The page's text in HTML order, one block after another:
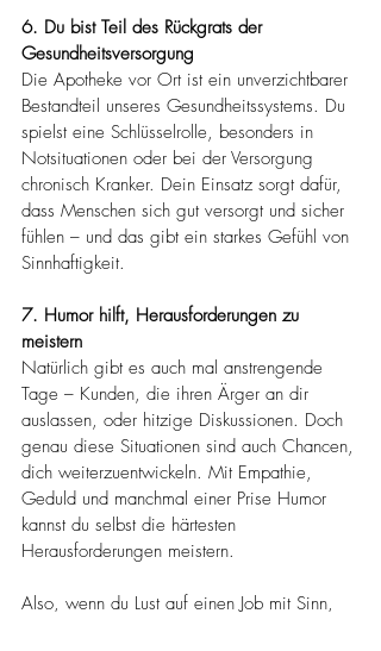
6. Du bist Teil des Rückgrats der
Gesundheitsversorgung
Die Apotheke vor Ort ist ein unverzichtbarer
Bestandteil unseres Gesundheitssystems. Du
spielst eine Schlüsselrolle, besonders in
Notsituationen oder bei der Versorgung
chronisch Kranker. Dein Einsatz sorgt dafür,
dass Menschen sich gut versorgt und sicher
fühlen – und das gibt ein starkes Gefühl von
Sinnhaftigkeit​.
7. Humor hilft, Herausforderungen zu
meistern
Natürlich gibt es auch mal anstrengende
Tage – Kunden, die ihren Ärger an dir
auslassen, oder hitzige Diskussionen. Doch
genau diese Situationen sind auch Chancen,
dich weiterzuentwickeln. Mit Empathie,
Geduld und manchmal einer Prise Humor
kannst du selbst die härtesten
Herausforderungen meistern​.
Also, wenn du Lust auf einen Job mit Sinn,